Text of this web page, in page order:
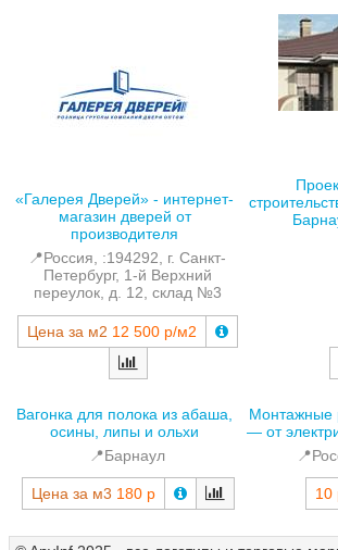
«Галерея Дверей» - интернет-
магазин дверей от
производителя
📍Россия, :194292, г. Санкт-
Петербург, 1-й Верхний
переулок, д. 12, склад №3
Цена за м2 12 500 р/м2
Вагонка для полока из абаша,
осины, липы и ольхи
📍Барнаул
Цена за м3 180 р
Монтажные
— от
10